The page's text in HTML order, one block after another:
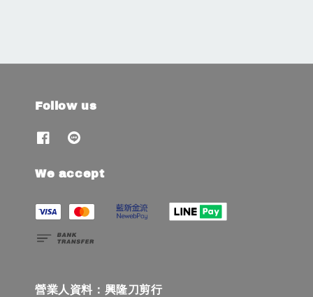
Follow us
We accept
營業人資料：興隆刀剪行